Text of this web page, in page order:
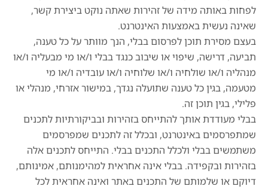
לפחות באותה מידה של זהירות שאתה נוקט ביצירת קשר,
שאינה נעשית באמצעות האינטרנט.
בעצם מסירת תוכן לפרסום בבלי, הנך מוותר על כל טענה,
תביעה, דרישה, שיפוי או שיבוב כנגד בבלי ו/או מי מבעליה ו/או
מנהליה ו/או שולחיה ו/או שלוחיה ו/או עובדיה ו/או מי
מטעמה, בגין כל טענה שתועלה נגדך, במישור אזרחי, מנהלי או
פלילי, בגין תוכן זה.
בבלי מעודדת אותך להתייחס בזהירות ובביקורתיות לתכנים
שמתפרסמים באינטרנט, ובכלל זה לתכנים שמפרסמים
משתמשים בבלי ולכלל התכנים בבלי. התייחס לתכנים אלה
בזהירות ובקפידה. בבלי אינה אחראית למהימנותם, אמינותם,
דיוקם או שלמותם של התכנים באתר ואינה אחראית לכל